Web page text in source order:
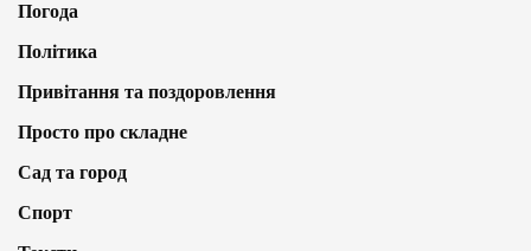
Погода
Політика
Привітання та поздоровлення
Просто про складне
Сад та город
Спорт